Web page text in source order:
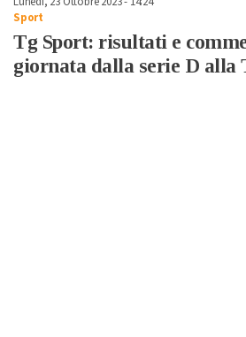
Sport
Tg Sport: risultati e
giornata dalla serie D alla